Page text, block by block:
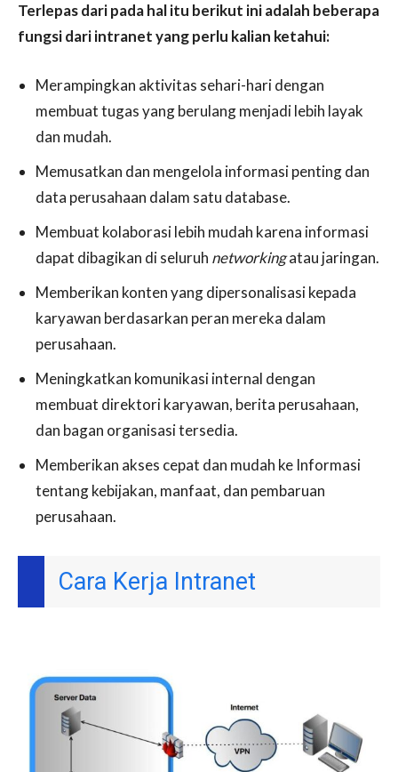
Terlepas dari pada hal itu berikut ini adalah beberapa
fungsi dari intranet yang perlu kalian ketahui:
Merampingkan aktivitas sehari-hari dengan
membuat tugas yang berulang menjadi lebih layak
dan mudah.
Memusatkan dan mengelola informasi penting dan
data perusahaan dalam satu database.
Membuat kolaborasi lebih mudah karena informasi
dapat dibagikan di seluruh networkingatau jaringan.
Memberikan konten yang dipersonalisasi kepada
karyawan berdasarkan peran mereka dalam
perusahaan.
Meningkatkan komunikasi internal dengan
membuat direktori karyawan, berita perusahaan,
dan bagan organisasi tersedia.
Memberikan akses cepat dan mudah ke Informasi
tentang kebijakan, manfaat, dan pembaruan
perusahaan.
Cara Kerja Intranet